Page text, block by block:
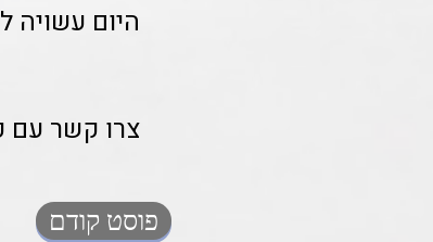
היום עשויה
צרו קשר עם
פוסט קודם